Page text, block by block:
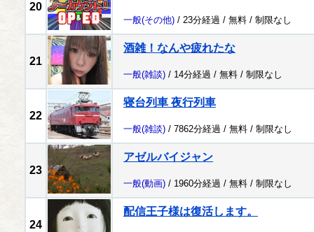
20
一般(その他) / 23分経過 / 無料 / 制限なし
21
酒雑！なんや疲れたな
一般(雑談) / 14分経過 / 無料 / 制限なし
22
寝台列車 夜行列車
一般(雑談) / 7862分経過 / 無料 / 制限なし
23
アゼルバイジャン
一般(動画) / 1960分経過 / 無料 / 制限なし
24
配信王子様は復活します。